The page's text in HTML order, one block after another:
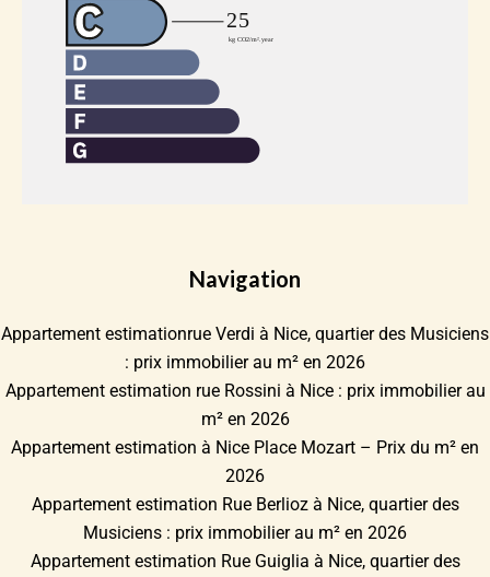
Navigation
Appartement estimationrue Verdi à Nice, quartier des Musiciens
: prix immobilier au m² en 2026
Appartement estimation rue Rossini à Nice : prix immobilier au
m² en 2026
Appartement estimation à Nice Place Mozart – Prix du m² en
2026
Appartement estimation Rue Berlioz à Nice, quartier des
Musiciens : prix immobilier au m² en 2026
Appartement estimation Rue Guiglia à Nice, quartier des